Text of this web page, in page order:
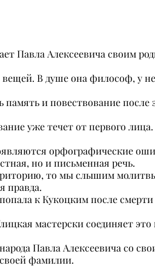
Павла Алексеевича своим
В душе она философ, у
и повествование после
уже течет от первого
орфографические
но и письменная речь.
то мы слышим
правда.
к Кукоцким после смерти
мастерски соединяет это
Павла Алексеевича со
фамилии.